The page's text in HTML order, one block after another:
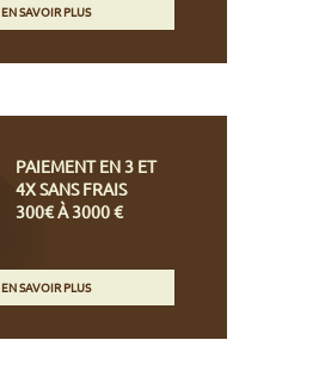
EN SAVOIR PLUS
PAIEMENT EN 3 ET
4X SANS FRAIS
300€ À 3000 €
EN SAVOIR PLUS